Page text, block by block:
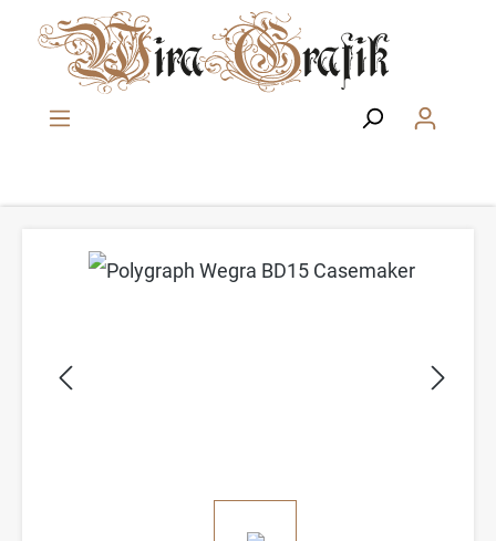
Zum Hauptinhalt springen
Bildergalerie überspringen